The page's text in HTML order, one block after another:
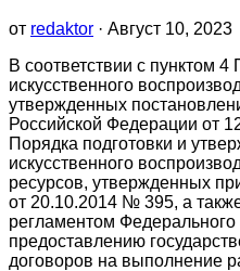
от redaktor · Август 10, 2023
В соответствии с пунктом
искусственного
утвержденных
Российской Федерации от
Порядка подготовки и
искусственного
ресурсов, утвержденных
от 20.10.2014 № 395, а
регламентом
предоставлению
договоров на выполнение